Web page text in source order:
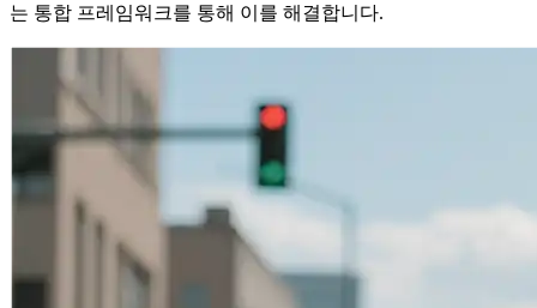
는 통합 프레임워크를 통해 이를 해결합니다.